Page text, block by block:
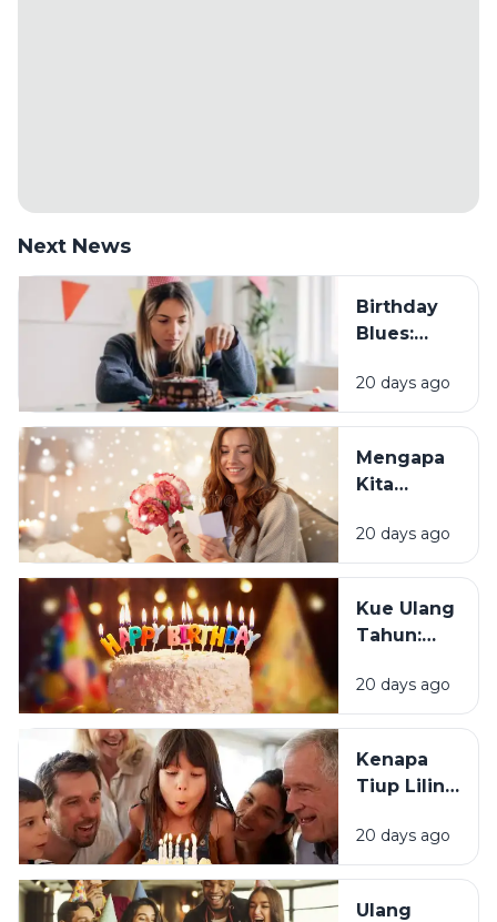
Next News
Birthday
Blues:
Sebagian
Orang
Merasa
Sedih Saat
Tahun?
20 days ago
Mengapa
Kita
Mendapat
Ucapan
Tahun?
20 days ago
Kue Ulang
Tahun:
Tradisi Ini
Berawal?
20 days ago
Kenapa
Tiup Lilin
Tradisi
Saat Ulang
20 days ago
Ulang